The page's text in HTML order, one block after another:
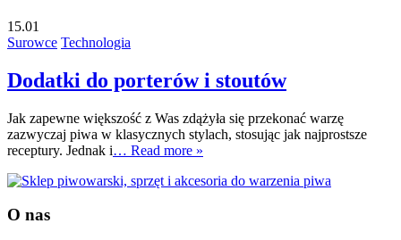
15.01
Surowce Technologia
Dodatki do porterów i stoutów
Jak zapewne większość z Was zdążyła się przekonać warzę
zazwyczaj piwa w klasycznych stylach, stosując jak najprostsze
receptury. Jednak i… Read more »
O nas